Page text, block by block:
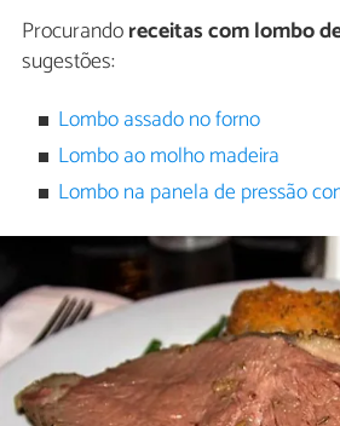
Procurandoreceitas com lombo
sugestões:
Lombo assado no forno
Lombo ao molho madeira
Lombo na panela de pressão